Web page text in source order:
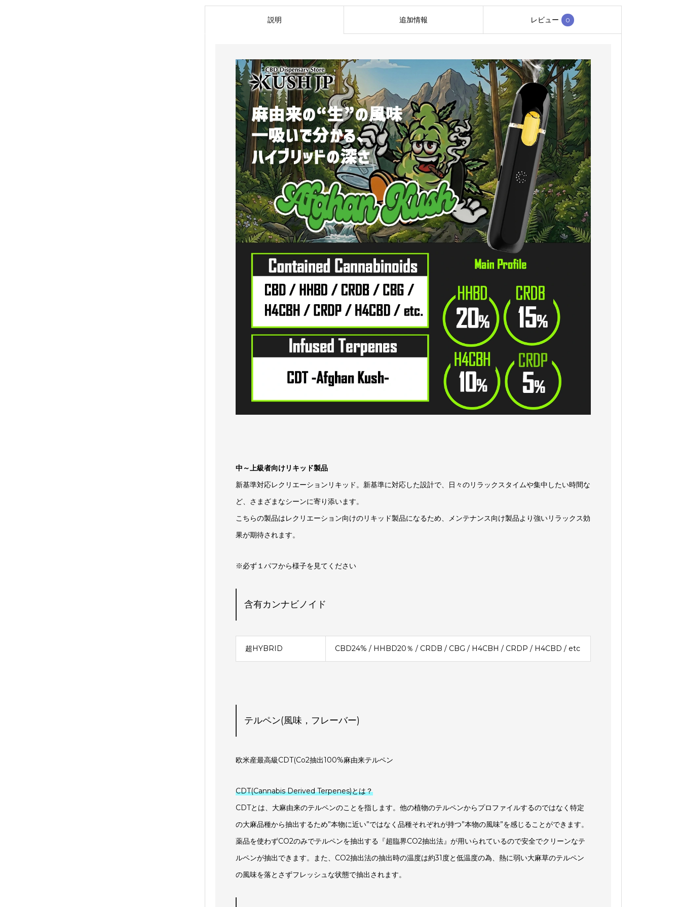
説明 追加情報 レビュー 0
中～上級者向けリキッド製品
新基準対応レクリエーションリキッド。新基準に対応した設計で、日々のリラックスタイムや集中したい時間な
ど、さまざまなシーンに寄り添います。
こちらの製品はレクリエーション向けのリキッド製品になるため、メンテナンス向け製品より強いリラックス効
果が期待されます。
※必ず１パフから様子を見てください
含有カンナビノイド
超HYBRID CBD24% / HHBD20％ / CRDB / CBG / H4CBH / CRDP / H4CBD / etc
テルペン(風味，フレーバー)
欧米産最高級CDT(Co2抽出100%麻由来テルペン
CDT(Cannabis Derived Terpenes)とは？
CDTとは、大麻由来のテルペンのことを指します。他の植物のテルペンからプロファイルするのではなく特定
の大麻品種から抽出するため”本物に近い”ではなく品種それぞれが持つ”本物の風味”を感じることができます。
薬品を使わずCO2のみでテルペンを抽出する『超臨界CO2抽出法』が用いられているので安全でクリーンなテ
ルペンが抽出できます。また、CO2抽出法の抽出時の温度は約31度と低温度の為、熱に弱い大麻草のテルペン
の風味を落とさずフレッシュな状態で抽出されます。